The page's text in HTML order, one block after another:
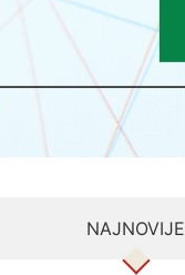
NAJNOVIJE